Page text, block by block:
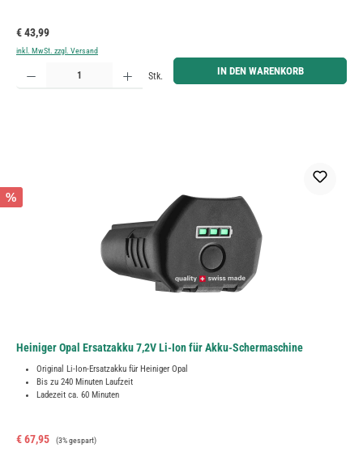
Regulärer Preis:
€ 43,99
inkl. MwSt. zzgl. Versand
Produkt Anzahl: Gib den gewünschten Wert ein oder benutze die Schaltflächen um die Anzahl zu
Stk. IN DEN WARENKORB
%
Heiniger Opal Ersatzakku 7,2V Li-Ion für Akku-Schermaschine
Original Li-Ion-Ersatzakku für Heiniger Opal
Bis zu 240 Minuten Laufzeit
Ladezeit ca. 60 Minuten
Verkaufspreis:
€ 67,95 Regulärer Preis:
(3% gespart)